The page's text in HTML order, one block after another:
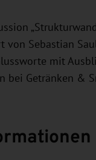
von Sebastian
mit
bei Getränken &